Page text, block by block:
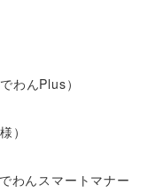
わんPlus）
）
わんスマートマナー